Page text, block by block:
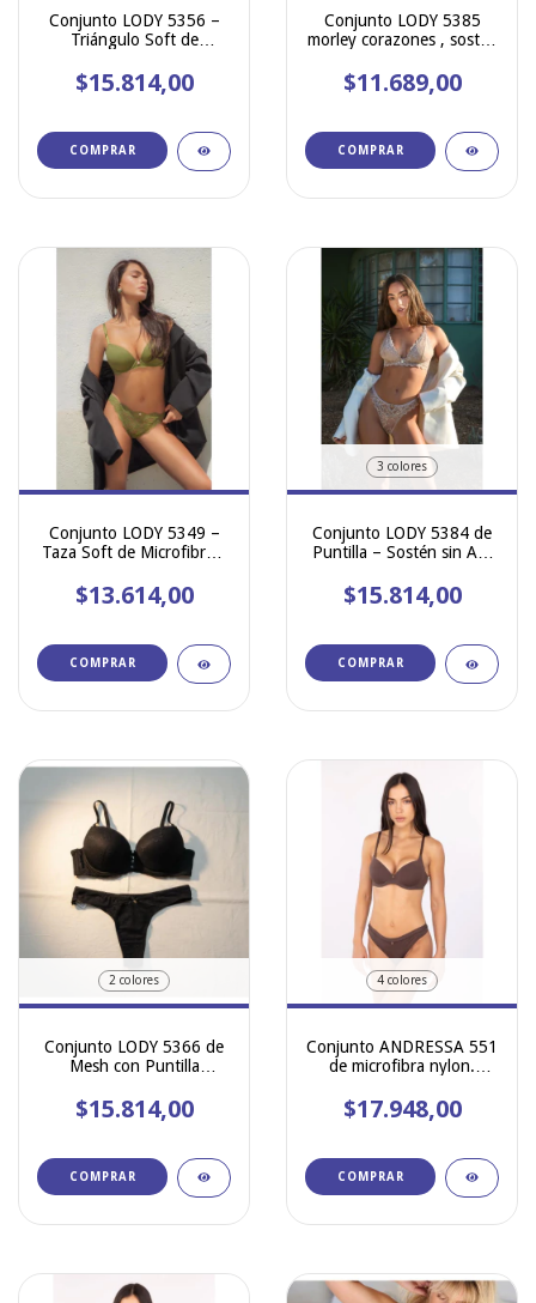
Conjunto LODY 5356 –
Triángulo Soft de
+ Less
$15.814,00
COMPRAR
Conjunto LODY 5385
morley corazones , sostén
$11.689,00
COMPRAR
Conjunto LODY 5349 –
Taza Soft de Microfibra y
Militar | Talles 85 a 100)
$13.614,00
COMPRAR
3 colores
Conjunto LODY 5384 de
Puntilla – Sostén sin Aro
Less
$15.814,00
COMPRAR
2 colores
Conjunto LODY 5366 de
Mesh con Puntilla
Soft con Base + Colaless
$15.814,00
COMPRAR
4 colores
Conjunto ANDRESSA 551
de microfibra nylon.
base + less con cintura
americana.
$17.948,00
COMPRAR